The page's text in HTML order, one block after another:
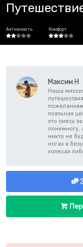
Активность Комфорт
Максим H
Наша
лояльная
это смесь
понемногу,
никто не
ногах в
колесах